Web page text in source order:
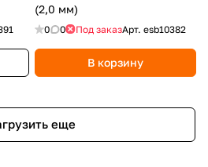
(2,0 мм)
0 0 Под заказАрт. esb10382
В корзину
еще